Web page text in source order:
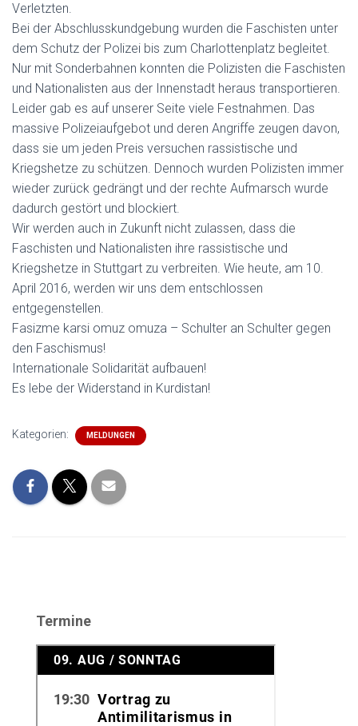
Verletzten.
Bei der Abschlusskundgebung wurden die Faschisten unter
dem Schutz der Polizei bis zum Charlottenplatz begleitet.
Nur mit Sonderbahnen konnten die Polizisten die Faschisten
und Nationalisten aus der Innenstadt heraus transportieren.
Leider gab es auf unserer Seite viele Festnahmen. Das
massive Polizeiaufgebot und deren Angriffe zeugen davon,
dass sie um jeden Preis versuchen rassistische und
Kriegshetze zu schützen. Dennoch wurden Polizisten immer
wieder zurück gedrängt und der rechte Aufmarsch wurde
dadurch gestört und blockiert.
Wir werden auch in Zukunft nicht zulassen, dass die
Faschisten und Nationalisten ihre rassistische und
Kriegshetze in Stuttgart zu verbreiten. Wie heute, am 10.
April 2016, werden wir uns dem entschlossen
entgegenstellen.
Fasizme karsi omuz omuza – Schulter an Schulter gegen
den Faschismus!
Internationale Solidarität aufbauen!
Es lebe der Widerstand in Kurdistan!
Kategorien: MELDUNGEN
Termine